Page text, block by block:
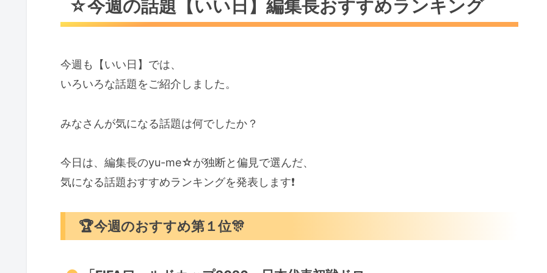
🏆️第４位
🏆️第５位
最大の決め手は…
月見草
編集長（yu-me☆）のひとこと
感謝＆ありがとう＆笑顔のループ
☆今週の話題【いい日】編集長おすすめランキング
今週も【いい日】では、
いろいろな話題をご紹介しました。
みなさんが気になる話題は何でしたか？
今日は、編集長のyu-me☆が独断と偏見で選んだ、
気になる話題おすすめランキングを発表します❗️
🏆️今週のおすすめ第１位🎊